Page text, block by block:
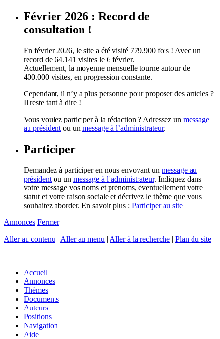
Février 2026 : Record de
consultation !
En février 2026, le site a été visité 779.900 fois ! Avec un
record de 64.141 visites le 6 février.
Actuellement, la moyenne mensuelle tourne autour de
400.000 visites, en progression constante.
Cependant, il n’y a plus personne pour proposer des articles ?
Il reste tant à dire !
Vous voulez participer à la rédaction ? Adressez un message
au président ou un message à l’administrateur.
Participer
Demandez à participer en nous envoyant un message au
président ou un message à l’administrateur. Indiquez dans
votre message vos noms et prénoms, éventuellement votre
statut et votre raison sociale et décrivez le thème que vous
souhaitez aborder. En savoir plus : Participer au site
Annonces Fermer
Aller au contenu | Aller au menu | Aller à la recherche | Plan du site
Accueil
Annonces
Thèmes
Documents
Auteurs
Positions
Navigation
Aide